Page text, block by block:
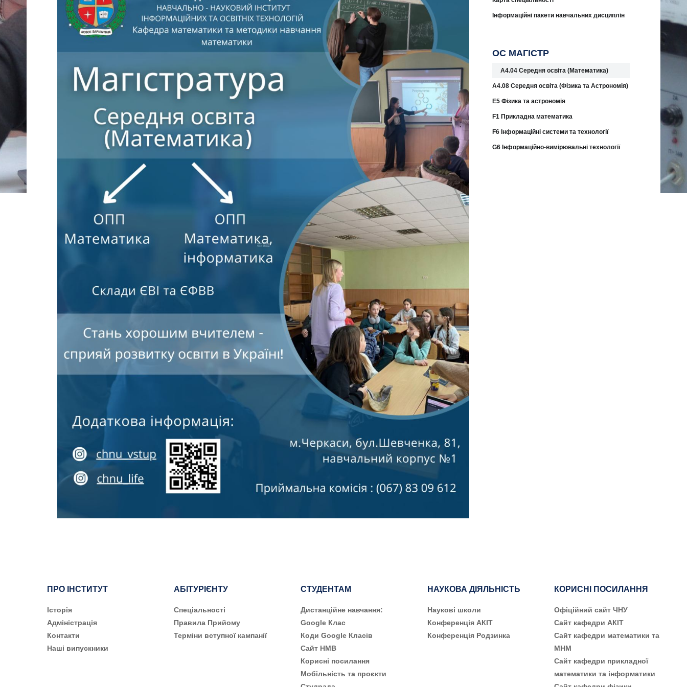
Інформаційні пакети навчальних дисциплін
ОС МАГІСТР
A4.04 Середня освіта (Математика)
A4.08 Середня освіта (Фізика та Астрономія)
E5 Фізика та астрономія
F1 Прикладна математика
F6 Інформаційні системи та технології
G6 Інформаційно-вимірювальні технології
ПРО ІНСТИТУТ
Історія
Адміністрація
Контакти
Наші випускники
АБІТУРІЄНТУ
Cпеціальності
Правила Прийому
Терміни вступної кампанії
СТУДЕНТАМ
Дистанційне навчання:
Google Клас
Коди Google Класів
Сайт НМВ
Корисні посилання
Мобільність та проєкти
НАУКОВА ДІЯЛЬНІСТЬ
Наукові школи
Конференція АКІТ
Конференція Родзинка
КОРИСНІ ПОСИЛАННЯ
Офіційний сайт ЧНУ
Сайт кафедри АКІТ
Сайт кафедри математики та
МНМ
Сайт кафедри прикладної
математики та інформатики